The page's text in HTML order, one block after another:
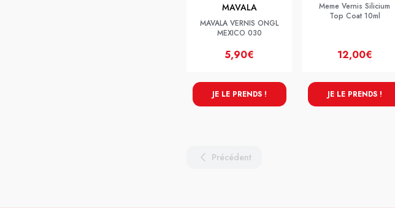
MAVALA
MAVALA VERNIS ONGL
MEXICO 030
5,90€
JE LE PRENDS !
Meme Vernis Silicium
Top Coat 10ml
12,00€
JE LE PRENDS !
Précédent